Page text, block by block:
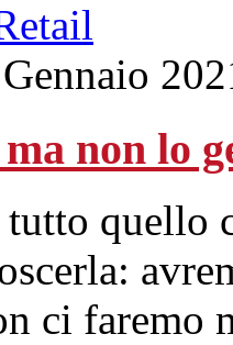
non lo
quello
ci faremo